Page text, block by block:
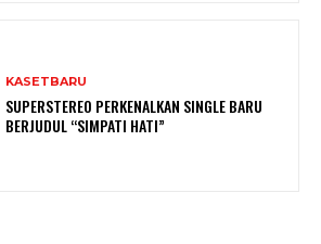
KASETBARU
SUPERSTEREO PERKENALKAN SINGLE BARU
BERJUDUL “SIMPATI HATI”